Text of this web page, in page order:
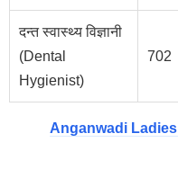
दन्त स्वास्थ्य विज्ञानी
(Dental
Hygienist)
702
Anganwadi